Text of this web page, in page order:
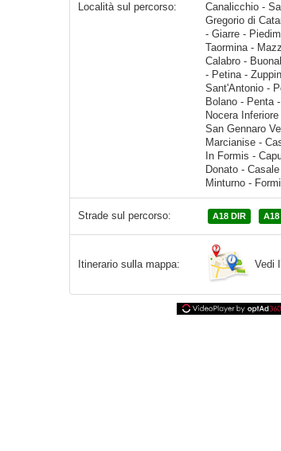
Località sul percorso: Canalicchio - Sant'Agata li Battiati - Carrubazza-Motta - San Giovanni La Punta - Catania -
Strade sul percorso: A18 DIR A18
Itinerario sulla mappa: Vedi